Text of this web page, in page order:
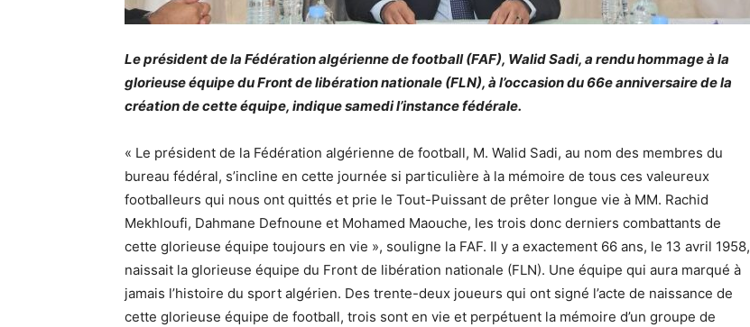
Le président de la Fédération algérienne de football (FAF), Walid Sadi, a rendu hommage à la
glorieuse équipe du Front de libération nationale (FLN), à l’occasion du 66e anniversaire de la
création de cette équipe, indique samedi l’instance fédérale.
« Le président de la Fédération algérienne de football, M. Walid Sadi, au nom des membres du
bureau fédéral, s’incline en cette journée si particulière à la mémoire de tous ces valeureux
footballeurs qui nous ont quittés et prie le Tout-Puissant de prêter longue vie à MM. Rachid
Mekhloufi, Dahmane Defnoune et Mohamed Maouche, les trois donc derniers combattants de
cette glorieuse équipe toujours en vie », souligne la FAF. Il y a exactement 66 ans, le 13 avril 1958,
naissait la glorieuse équipe du Front de libération nationale (FLN). Une équipe qui aura marqué à
jamais l’histoire du sport algérien. Des trente-deux joueurs qui ont signé l’acte de naissance de
cette glorieuse équipe de football, trois sont en vie et perpétuent la mémoire d’un groupe de